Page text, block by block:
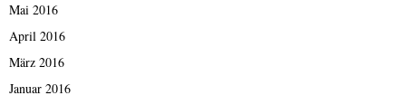
Mai 2016
April 2016
März 2016
Januar 2016